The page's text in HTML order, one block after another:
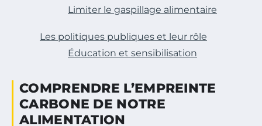
Limiter le gaspillage alimentaire
Les politiques publiques et leur rôle
Éducation et sensibilisation
COMPRENDRE L’EMPREINTE
CARBONE DE NOTRE
ALIMENTATION